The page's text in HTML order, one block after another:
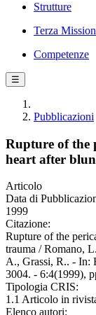
Strutture
Terza
Competenze
☰
Pubblicazioni
Rupture of the
heart after
Articolo
Data di
1999
Citazione:
Rupture of the
trauma / Romano,
A., Grassi, R.. -
3004. - 6:4(1999),
Tipologia CRIS:
1.1 Articolo in
Elenco autori: